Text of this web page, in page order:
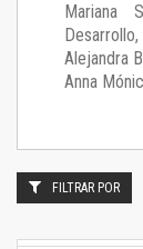
Mariana
Alejandra
Anna
FILTRAR POR